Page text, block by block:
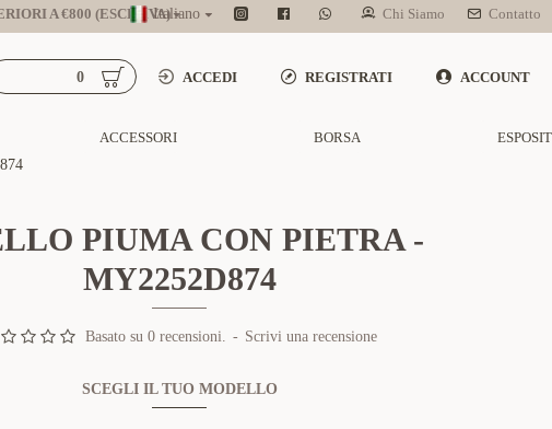
A €800 (ESCL. IVA)Italiano Chi Siamo Contatto
ACCEDI REGISTRATI ACCOUNT
0
ACCESSORI BORSA
PIUMA CON PIETRA -
MY2252D874
Basato su 0 recensioni. - Scrivi una recensione
SCEGLI IL TUO MODELLO